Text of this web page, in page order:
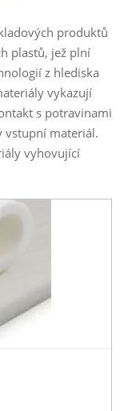
produktů
plastů, jež plní
z hlediska
vykazují
s potravinami
vstupní materiál.
vyhovující